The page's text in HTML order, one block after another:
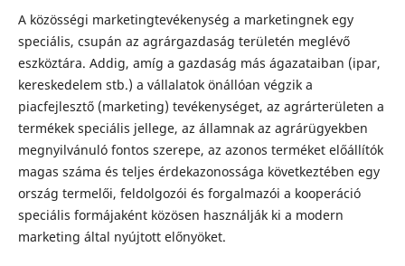
A közösségi marketingtevékenység a marketingnek egy
speciális, csupán az agrárgazdaság területén meglévő
eszköztára. Addig, amíg a gazdaság más ágazataiban (ipar,
kereskedelem stb.) a vállalatok önállóan végzik a
piacfejlesztő (marketing) tevékenységet, az agrárterületen a
termékek speciális jellege, az államnak az agrárügyekben
megnyilvánuló fontos szerepe, az azonos terméket előállítók
magas száma és teljes érdekazonossága következtében egy
ország termelői, feldolgozói és forgalmazói a kooperáció
speciális formájaként közösen használják ki a modern
marketing által nyújtott előnyöket.